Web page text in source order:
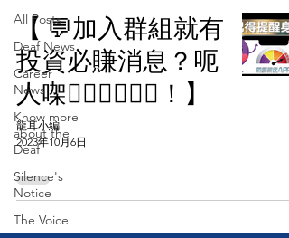
All Posts
Deaf News
Career
News
Know more
about the
Deaf
Silence's
Notice
The Voice
【 💬加入群組就有
投資必賺消息？呃
人㗎🙅🏻‍♀🙅🏻‍♂！】
龍耳小編
2023年10月6日